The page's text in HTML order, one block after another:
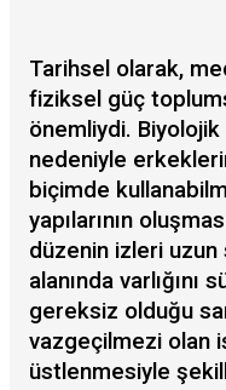
Tarihsel olarak,
fiziksel güç
önemliydi.
nedeniyle
biçimde
yapılarının
düzenin izleri uzun
alanında varlığını
gereksiz olduğu
vazgeçilmezi olan
üstlenmesiyle